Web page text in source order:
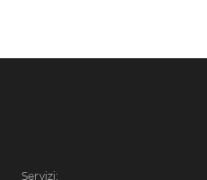
Servizi: